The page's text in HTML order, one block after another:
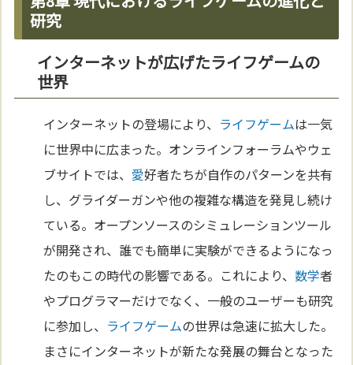
研究
インターネットが広げたライフゲームの
世界
インターネットの登場により、 ライフゲームは一気
に世界中に広まった。オンラインフォーラムやウェ
ブサイトでは、 愛好者たちが自作のパターンを共有
し、グライダーガンや他の複雑な構造を発見し続け
ている。オープンソースのシミュレーションツール
が開発され、誰でも簡単に実験ができるようになっ
たのもこの時代の影響である。これにより、数学者
やプログラマーだけでなく、一般のユーザーも研究
に参加し、 ライフゲームの世界は急速に拡大した。
まさにインターネットが新たな発展の舞台となった